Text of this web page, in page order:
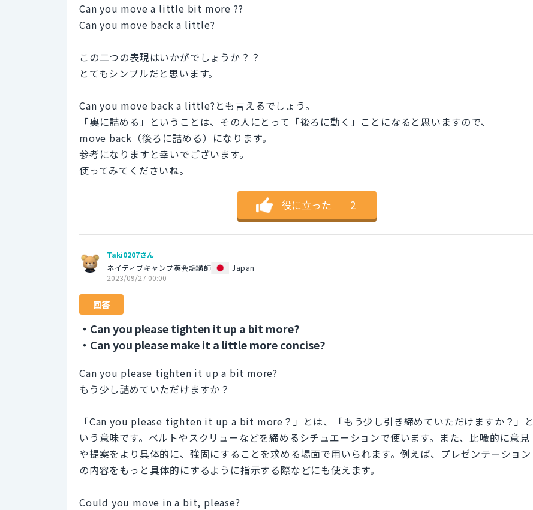
Can you move a little bit more ??
Can you move back a little?
この二つの表現はいかがでしょうか？？
とてもシンプルだと思います。
Can you move back a little?とも言えるでしょう。
「奥に詰める」ということは、その人にとって「後ろに動く」ことになると思いますので、
move back（後ろに詰める）になります。
参考になりますと幸いでございます。
使ってみてくださいね。
役に立った ｜ 2
Taki0207さん
ネイティブキャンプ英会話講師
Japan
2023/09/27 00:00
回答
・Can you please tighten it up a bit more?
・Can you please make it a little more concise?
Can you please tighten it up a bit more?
もう少し詰めていただけますか？
「Can you please tighten it up a bit more？」とは、「もう少し引き締めていただけますか？」と
いう意味です。ベルトやスクリューなどを締めるシチュエーションで使います。また、比喩的に意見
や提案をより具体的に、強固にすることを求める場面で用いられます。例えば、プレゼンテーション
の内容をもっと具体的にするように指示する際などにも使えます。
Could you move in a bit, please?